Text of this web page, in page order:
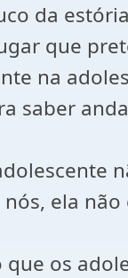
da
que
na
saber
ela
os